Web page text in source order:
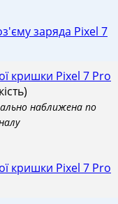
заряда Pixel 7
кришки Pixel 7 Pro
наближена по
кришки Pixel 7 Pro